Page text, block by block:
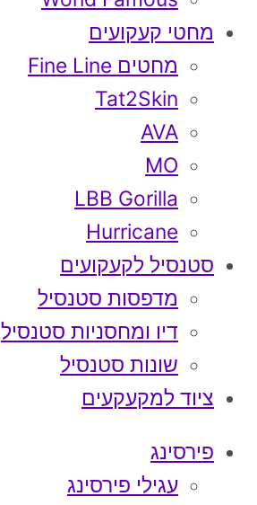
מחטי קעקועים
מחטים Fine Line
Tat2Skin
AVA
MO
LBB Gorilla
Hurricane
סטנסיל לקעקועים
מדפסות סטנסיל
דיו ומחסניות סטנסיל
שונות סטנסיל
ציוד למקעקעים
פירסינג
עגילי פירסינג